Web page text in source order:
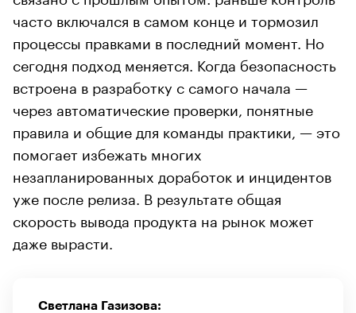
часто включался в самом конце и тормозил
процессы правками в последний момент. Но
сегодня подход меняется. Когда безопасность
встроена в разработку с самого начала —
через автоматические проверки, понятные
правила и общие для команды практики, — это
помогает избежать многих
незапланированных доработок и инцидентов
уже после релиза. В результате общая
скорость вывода продукта на рынок может
даже вырасти.
Светлана Газизова: